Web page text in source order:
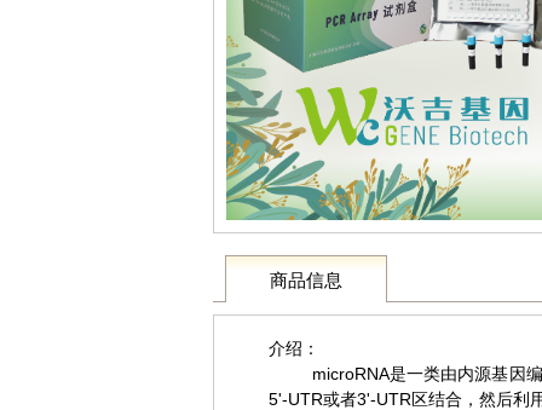
商品信息
介绍：
microRNA是一类由内源基因编码
5'-UTR或者3'-UTR区结合，然后利